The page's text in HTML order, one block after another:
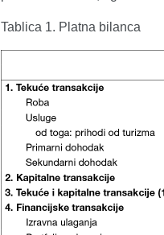
Tablica 1. Platna bilanca